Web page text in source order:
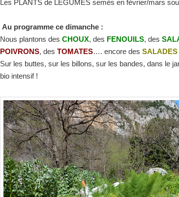
Les PLANTS de LÉGUMES semés en février/mars
Au programme ce dimanche :
Nous plantons des CHOUX, des FENOUILS, des
POIVRONS, des TOMATES…. encore des SALADES
Sur les buttes, sur les billons, sur les bandes, dans le
bio intensif !